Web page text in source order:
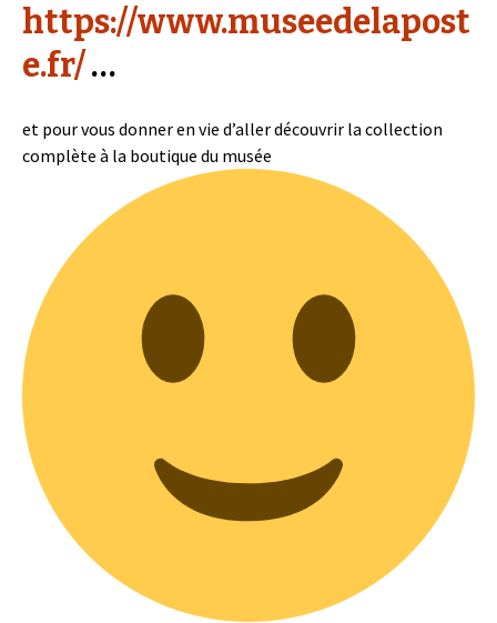
https://www.museedelapost
e.fr/…
et pour vous donner en vie d’aller découvrir la collection
complète à la boutique du musée